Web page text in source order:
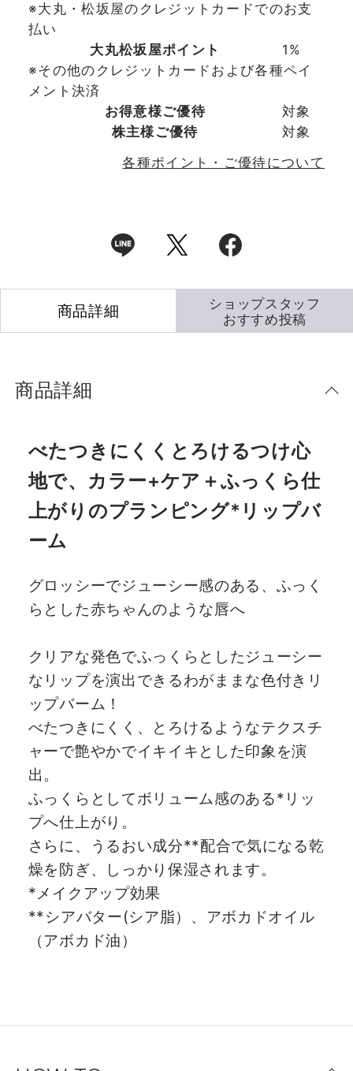
※大丸・松坂屋のクレジットカードでのお支
払い
大丸松坂屋ポイント
1%
※その他のクレジットカードおよび各種ペイ
メント決済
お得意様ご優待
対象
株主様ご優待
対象
各種ポイント・ご優待について
商品詳細
商品詳細
べたつきにくくとろけるつけ心
地で、カラー+ケア＋ふっくら仕
上がりのプランピング*リップバ
ーム
グロッシーでジューシー感のある、ふっく
らとした赤ちゃんのような唇へ
クリアな発色でふっくらとしたジューシー
なリップを演出できるわがままな色付きリ
ップバーム！
べたつきにくく、とろけるようなテクスチ
ャーで艶やかでイキイキとした印象を演
出。
ふっくらとしてボリューム感のある*リッ
プへ仕上がり。
さらに、うるおい成分**配合で気になる乾
燥を防ぎ、しっかり保湿されます。
*メイクアップ効果
**シアバター(シア脂）、アボカドオイル
（アボカド油）
ショップスタッフ
おすすめ投稿